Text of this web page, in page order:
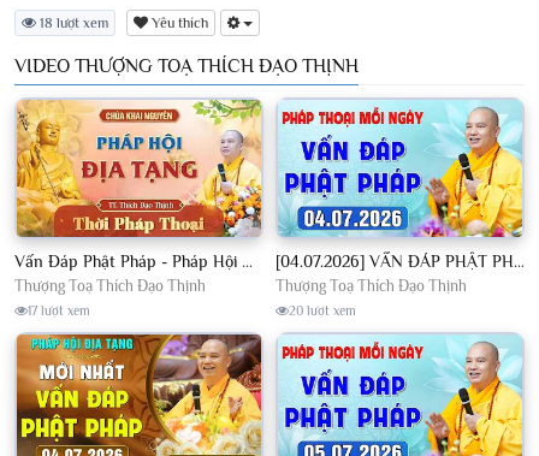
18 lượt xem Yêu thích
VIDEO THƯỢNG TOẠ THÍCH ĐẠO THỊNH
Vấn Đáp Phật Pháp - Pháp Hội Địa Tạng Ngày 01/08/2026│TT. Thích Đạo Thịnh
Thượng Toạ Thích Đạo Thịnh
17 lượt xem
[04.07.2026] VẤN ĐÁP PHẬT PHÁP - Nghe Thầy giảng Pháp mỗi ngày CÔNG ĐỨC VÔ LƯỢNG│TT. Thích Đạo Thịnh
Thượng Toạ Thích Đạo Thịnh
20 lượt xem